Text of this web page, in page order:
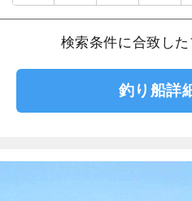
検索条件に合致し
釣り船詳